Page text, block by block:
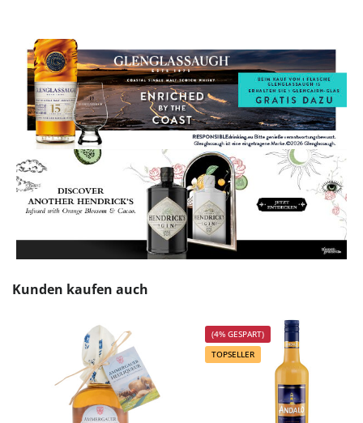
Produktgalerie überspringen
Kunden kaufen auch
(4% GESPART)
TOPSELLER